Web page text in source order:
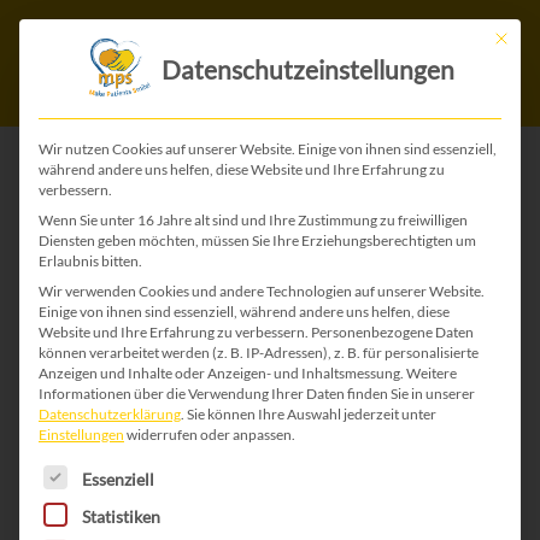
Start/Ostermarkt/ Ostern 71
Mit
Datenschutzeinstellungen
Wir nutzen Cookies auf unserer Website. Einige von ihnen sind essenziell,
während andere uns helfen, diese Website und Ihre Erfahrung zu
verbessern.
Wenn Sie unter 16 Jahre alt sind und Ihre Zustimmung zu freiwilligen
Diensten geben möchten, müssen Sie Ihre Erziehungsberechtigten um
Erlaubnis bitten.
Wir verwenden Cookies und andere Technologien auf unserer Website.
Einige von ihnen sind essenziell, während andere uns helfen, diese
Website und Ihre Erfahrung zu verbessern. Personenbezogene Daten
können verarbeitet werden (z. B. IP-Adressen), z. B. für personalisierte
Anzeigen und Inhalte oder Anzeigen- und Inhaltsmessung. Weitere
Informationen über die Verwendung Ihrer Daten finden Sie in unserer
Datenschutzerklärung. Sie können Ihre Auswahl jederzeit unter
Einstellungen widerrufen oder anpassen.
Es folgt eine Liste der Service-Gruppen, für die
Essenziell
Statistiken